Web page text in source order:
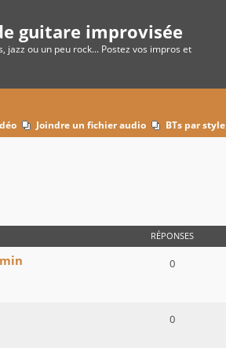
guitare improvisée
ou un peu rock... Postez vos impros et
Joindre un fichier audio BTs par style
RÉPONSES
0
0